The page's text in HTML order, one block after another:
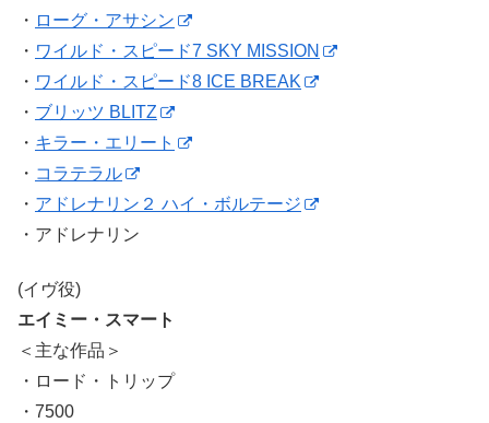
・ ローグ・アサシン
・ ワイルド・スピード7 SKY MISSION
・ ワイルド・スピード8 ICE BREAK
・ ブリッツ BLITZ
・ キラー・エリート
・ コラテラル
・ アドレナリン２ ハイ・ボルテージ
・アドレナリン
(イヴ役)
エイミー・スマート
＜主な作品＞
・ロード・トリップ
・7500